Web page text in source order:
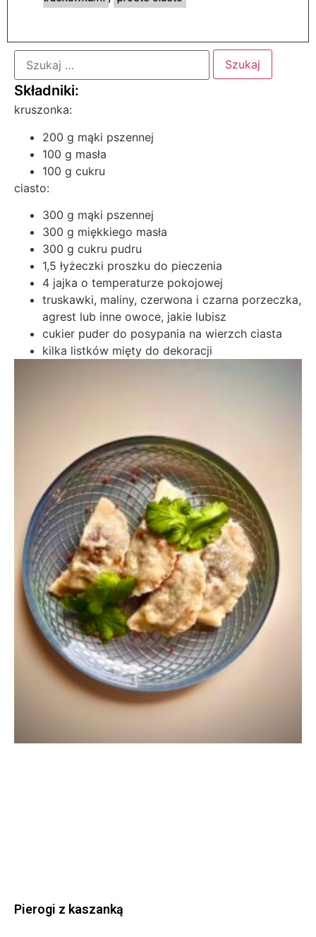
kruszonka:
200 g mąki pszennej
100 g masła
100 g cukru
ciasto:
300 g mąki pszennej
300 g miękkiego masła
300 g cukru pudru
1,5 łyżeczki proszku do pieczenia
4 jajka o temperaturze pokojowej
truskawki, maliny, czerwona i czarna porzeczka,
agrest lub inne owoce, jakie lubisz
cukier puder do posypania na wierzch ciasta
kilka listków mięty do dekoracji
Pierogi z kaszanką